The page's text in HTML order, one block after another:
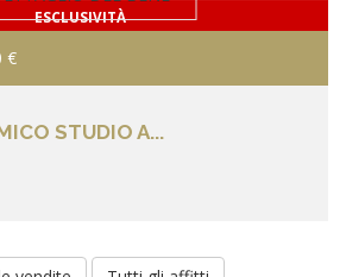
ESCLUSIVITÀ
€
STUDIO A...